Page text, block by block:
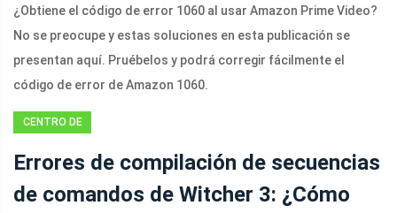
¿Obtiene el código de error 1060 al usar Amazon Prime Video?
No se preocupe y estas soluciones en esta publicación se
presentan aquí. Pruébelos y podrá corregir fácilmente el
código de error de Amazon 1060.
CENTRO DE
MINITOOL
Errores de compilación de secuencias
de comandos de Witcher 3: ¿Cómo